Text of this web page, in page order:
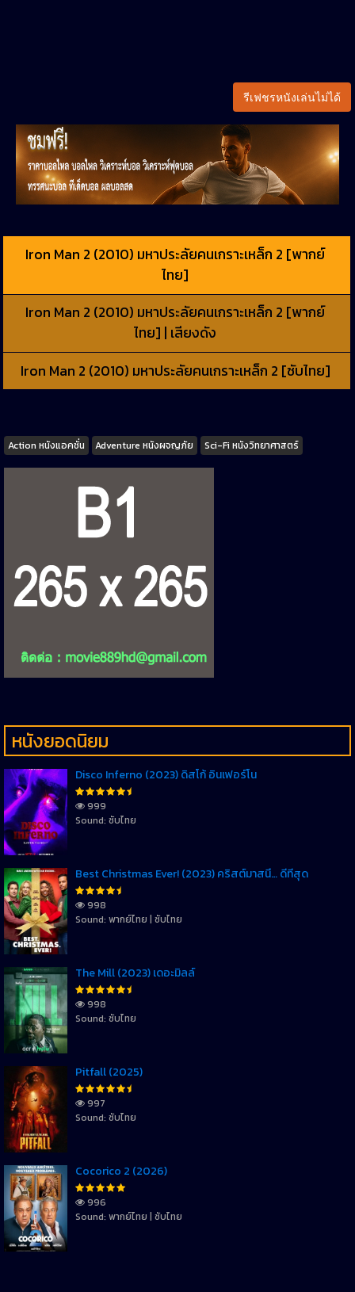
รีเฟชรหนังเล่นไม่ได้
Iron Man 2 (2010) มหาประลัยคนเกราะเหล็ก 2 [พากย์
ไทย]
Iron Man 2 (2010) มหาประลัยคนเกราะเหล็ก 2 [พากย์
ไทย] | เสียงดัง
Iron Man 2 (2010) มหาประลัยคนเกราะเหล็ก 2 [ซับไทย]
Tags
Action หนังแอคชั่น Adventure หนังผจญภัย Sci-Fi หนังวิทยาศาสตร์
หนังยอดนิยม
Disco Inferno (2023) ดิสโก้ อินเฟอร์โน
999
Sound: ซับไทย
Best Christmas Ever! (2023) คริสต์มาสนี้… ดีที่สุด
998
Sound: พากย์ไทย | ซับไทย
The Mill (2023) เดอะมิลล์
998
Sound: ซับไทย
Pitfall (2025)
997
Sound: ซับไทย
Cocorico 2 (2026)
996
Sound: พากย์ไทย | ซับไทย